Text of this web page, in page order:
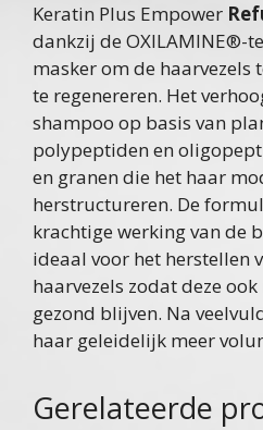
Keratin Plus Empower
dankzij de OXILAMINE®-
masker om de haarvezels
te regenereren. Het
shampoo op basis van
polypeptiden en
en granen die het haar
herstructureren. De
krachtige werking van de
ideaal voor het herstellen
haarvezels zodat deze
gezond blijven. Na
haar geleidelijk meer
Gerelateerde